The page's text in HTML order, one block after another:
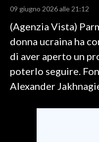
RISULTATI E CLASSIFICHE
CALCIO
CALCIO REGIONALE
BASKET
VOLLEY
MOTORI
09 giugno 2026 alle 21:12
(Agenzia Vista)
donna ucraina ha
di aver aperto un
poterlo seguire.
Alexander